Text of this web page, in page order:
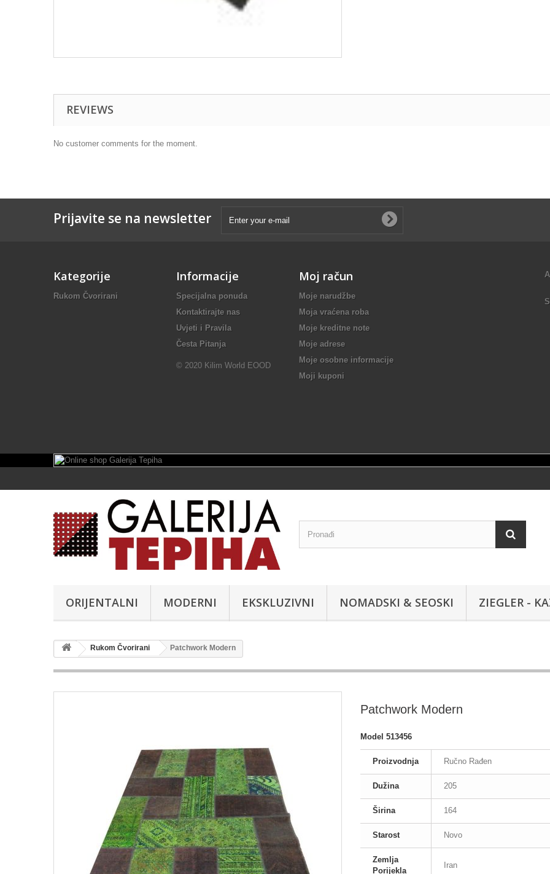
REVIEWS
No customer comments for the moment.
Prijavite se na newsletter
Kategorije
Rukom Čvorirani
Informacije
Specijalna ponuda
Kontaktirajte nas
Uvjeti i Pravila
Česta Pitanja
© 2020 Kilim World EOOD
Moj račun
Moje narudžbe
Moja vraćena roba
Moje kreditne note
Moje adrese
Moje osobne informacije
Moji kuponi
ORIJENTALNI MODERNI EKSKLUZIVNI NOMADSKI & SEOSKI ZIEGLER -
Rukom Čvorirani Patchwork Modern
Patchwork Modern
Model 513456
Proizvodnja Ručno Rađen
Dužina 205
Širina 164
Starost Novo
Zemlja
Porijekla
Iran